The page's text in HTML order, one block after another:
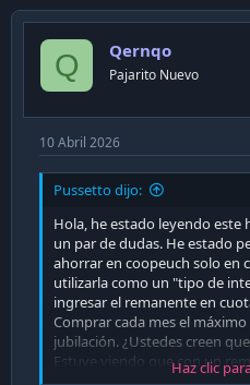
Q Qernqo
Pajarito Nuevo
10 Abril 2026
Pussetto dijo:
Hola, he estado leyendo
un par de dudas. He estado
ahorrar en coopeuch solo en
utilizarla como un "tipo de
ingresar el remanente en
Comprar cada mes el
jubilación. ¿Ustedes creen
Estuve viendo que con un
promedio, podría hacerme
Haz clic